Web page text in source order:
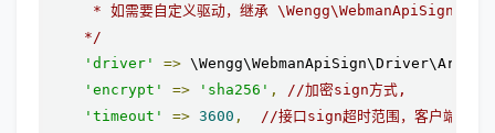
* 如需要自定义驱动，继承
    */
'driver'
=>
'encrypt'
=> 'sha256' ,
//加密sign方式,
'timeout'
=> 3600 ,
//接口sign超时范围，客户端请求